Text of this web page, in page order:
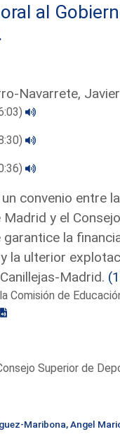
al
Navarrete, Javier
convenio entre
y el
la
la ulterior
Madrid.
Comisión de
Superior de
Maribona, Angel